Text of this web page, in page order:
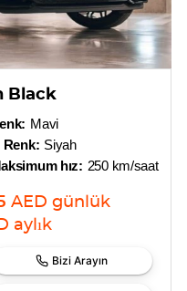
Black
Mavi
Renk: Siyah
hız: 250 km/saat
AED günlük
aylık
Bizi Arayın